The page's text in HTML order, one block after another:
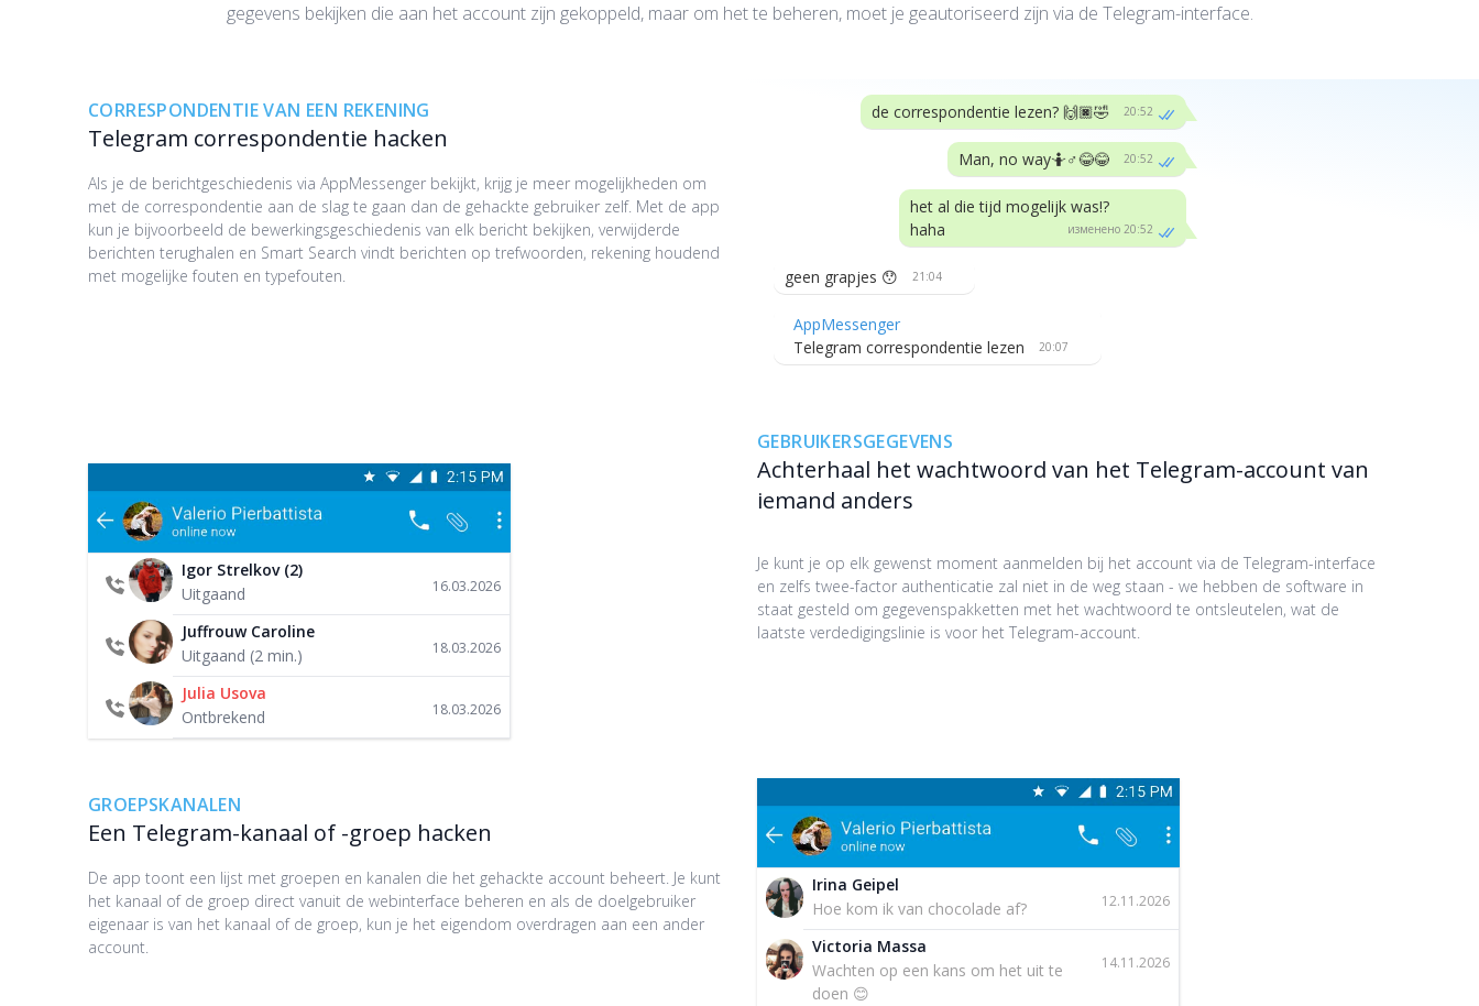
gegevens bekijken die aan het account zijn gekoppeld, maar om het te beheren, moet je geautoriseerd zijn via de Telegram-interface.
CORRESPONDENTIE VAN EEN REKENING
Telegram correspondentie hacken
Als je de berichtgeschiedenis via AppMessenger bekijkt, krijg je meer mogelijkheden om
met de correspondentie aan de slag te gaan dan de gehackte gebruiker zelf. Met de app
kun je bijvoorbeeld de bewerkingsgeschiedenis van elk bericht bekijken, verwijderde
berichten terughalen en Smart Search vindt berichten op trefwoorden, rekening houdend
met mogelijke fouten en typefouten.
20:52
de correspondentie lezen? 🙌🏿🤣
20:52
Man, no way🤷♂️😂😂
изменено 20:52
het al die tijd mogelijk was!?
haha
21:04
geen grapjes 😯
20:07
AppMessenger
Telegram correspondentie lezen
GEBRUIKERSGEGEVENS
Achterhaal het wachtwoord van het Telegram-account van
iemand anders
Igor Strelkov (2)
16.03.2026
Uitgaand
Juffrouw Caroline
18.03.2026
Uitgaand (2 min.)
Julia Usova
18.03.2026
Ontbrekend
Je kunt je op elk gewenst moment aanmelden bij het account via de Telegram-interface
en zelfs twee-factor authenticatie zal niet in de weg staan - we hebben de software in
staat gesteld om gegevenspakketten met het wachtwoord te ontsleutelen, wat de
laatste verdedigingslinie is voor het Telegram-account.
GROEPSKANALEN
Een Telegram-kanaal of -groep hacken
De app toont een lijst met groepen en kanalen die het gehackte account beheert. Je kunt
het kanaal of de groep direct vanuit de webinterface beheren en als de doelgebruiker
eigenaar is van het kanaal of de groep, kun je het eigendom overdragen aan een ander
account.
Irina Geipel
12.11.2026
Hoe kom ik van chocolade af?
Victoria Massa
14.11.2026
Wachten op een kans om het uit te
doen 😊